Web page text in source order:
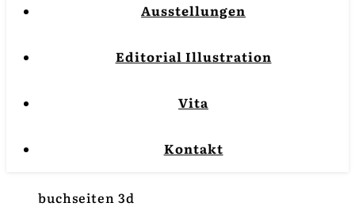
Ausstellungen
Editorial Illustration
Vita
Kontakt
buchseiten 3d